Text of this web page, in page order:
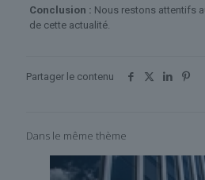
Conclusion : Nous restons attentifs
de cette actualité.
Partager le contenu
Dans le même thème